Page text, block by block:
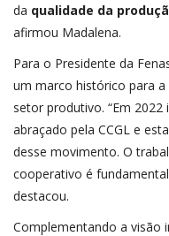
da qualidade da
afirmou Madalena.
Para o Presidente da
um marco histórico para
setor produtivo. “Em
abraçado pela CCGL e
desse movimento. O
cooperativo é
destacou.
Complementando a visão